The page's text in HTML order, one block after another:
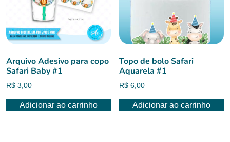
Arquivo Adesivo para copo
Safari Baby #1
R$ 3,00
Adicionar ao carrinho
Topo de bolo Safari
Aquarela #1
R$ 6,00
Adicionar ao carrinho